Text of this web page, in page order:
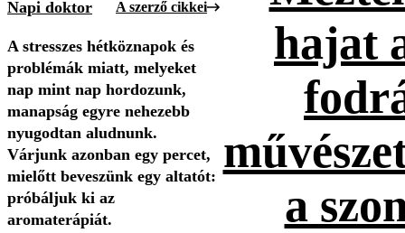
Napi doktor A szerző cikkei
A stresszes hétköznapok és
problémák miatt, melyeket
nap mint nap hordozunk,
manapság egyre nehezebb
nyugodtan aludnunk.
Várjunk azonban egy percet,
mielőtt beveszünk egy altatót:
próbáljuk ki az
aromaterápiát.
hajat
a